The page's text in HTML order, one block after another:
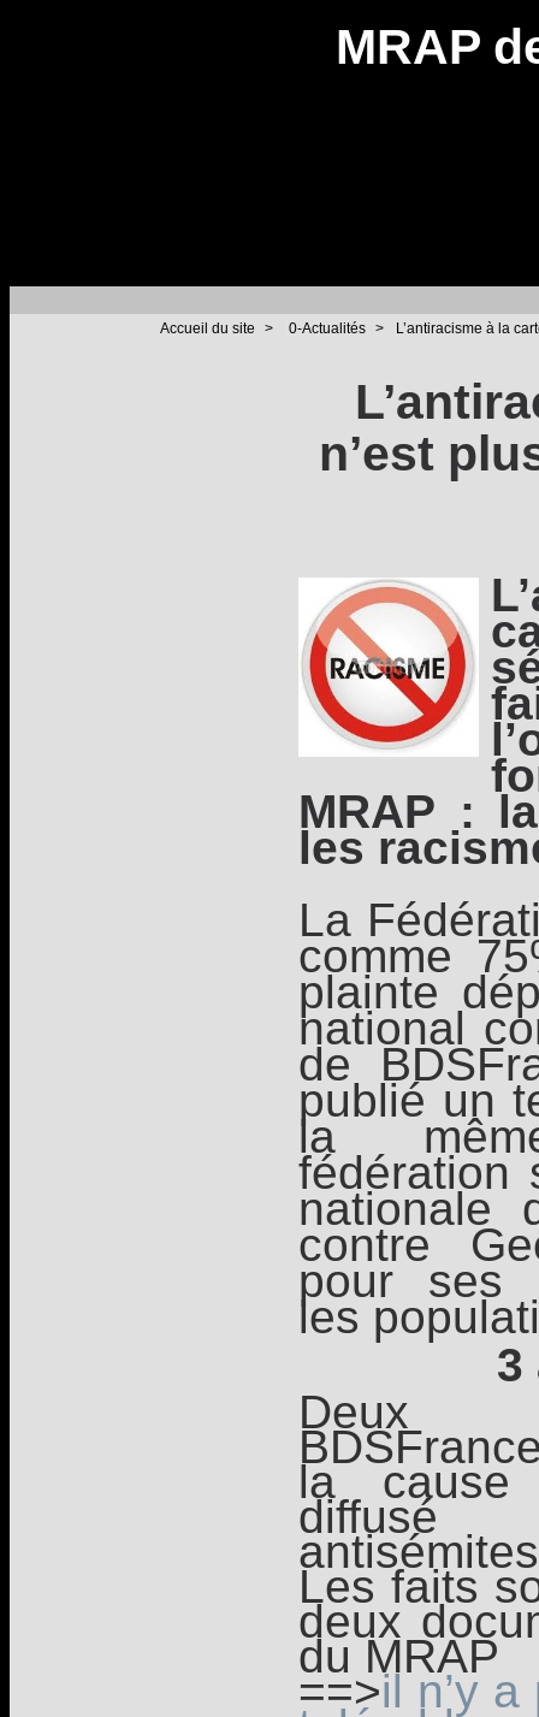
MRAP
Accueil du site > 0-Actualités > L’antiracisme à la
n’est
MRAP :
les
La
comme
plainte
national
de
publié un
la
fédération
nationale
contre
pour ses
les
3
Deux
la cause
diffusé
Les faits
deux
du MRAP
==>il n’y